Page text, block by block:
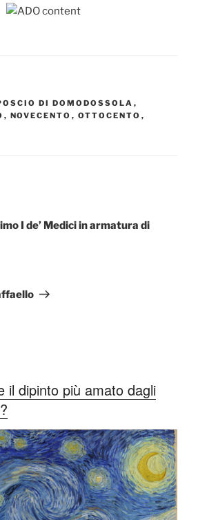
DI DOMODOSSOLA ,
, NOVECENTO , OTTOCENTO ,
I de’ Medici in armatura di
il dipinto più amato dagli